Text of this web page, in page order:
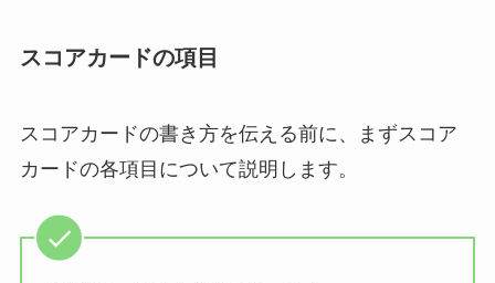
スコアカードの項目
スコアカードの書き方を伝える前に、まずスコア
カードの各項目について説明します。